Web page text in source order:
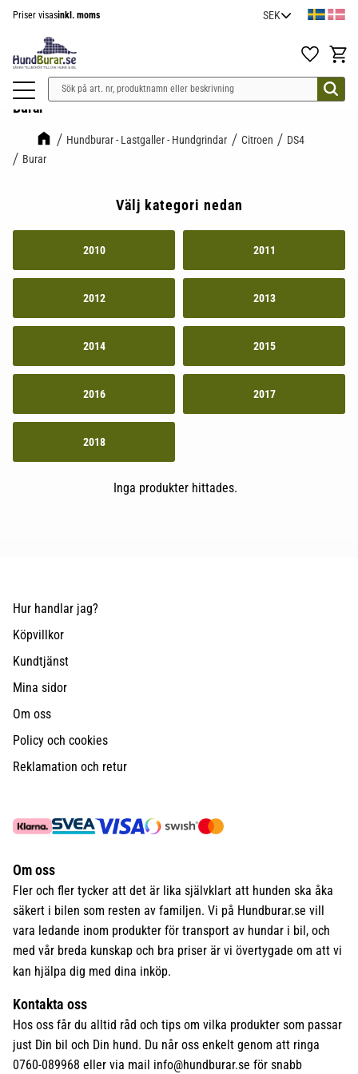
Priser visasinkl. moms
Favoriter
Burar
Hundburar - Lastgaller - Hundgrindar Citroen
DS4
Burar
Välj kategori nedan
2010 2011
2012 2013
2014 2015
2016 2017
2018
Inga produkter hittades.
Hur handlar jag?
Köpvillkor
Kundtjänst
Mina sidor
Om oss
Policy och cookies
Reklamation och retur
Om oss
Fler och fler tycker att det är lika självklart att hunden ska åka
säkert i bilen som resten av familjen. Vi på Hundburar.se vill
vara ledande inom produkter för transport av hundar i bil, och
med vår breda kunskap och bra priser är vi övertygade om att vi
kan hjälpa dig med dina inköp.
Kontakta oss
Hos oss får du alltid råd och tips om vilka produkter som passar
just Din bil och Din hund. Du når oss enkelt genom att ringa
0760-089968 eller via mail info@hundburar.se för snabb